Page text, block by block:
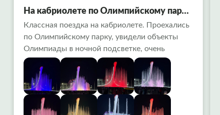
На кабриолете по Олимпийскому парку
в Сочи
Классная поездка на кабриолете. Проехались
по Олимпийскому парку, увидели объекты
Олимпиады в ночной подсветке, очень
красиво. Заехали на поющие фонтаны-
вообще огонь ! Алексей водитель рассказал
много интересного. Советую попробовать
всем!